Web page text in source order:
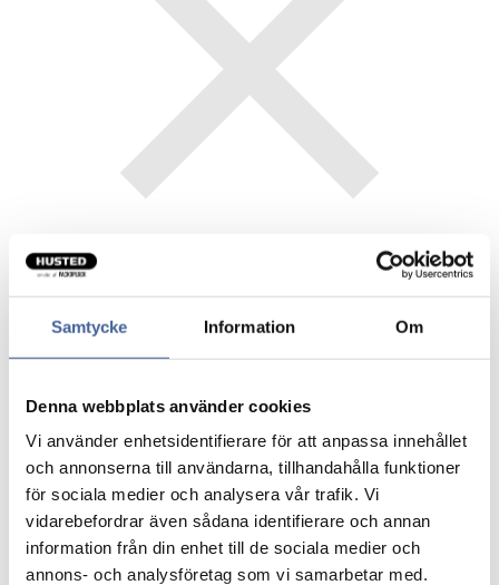
Samtycke Information Om
Denna webbplats använder cookies
Vi använder enhetsidentifierare för att anpassa innehållet
och annonserna till användarna, tillhandahålla funktioner
för sociala medier och analysera vår trafik. Vi
vidarebefordrar även sådana identifierare och annan
information från din enhet till de sociala medier och
annons- och analysföretag som vi samarbetar med.
Gavepapir RØD
Pris/rulle.
Fragtfrit når du handler for 1.900,-
Afsendelse samme dag ved bestilling
inden kl 10